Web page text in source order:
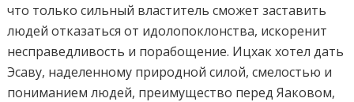
что только сильный властитель сможет заставить
людей отказаться от идолопоклонства, искоренит
несправедливость и порабощение. Ицхак хотел дать
Эсаву, наделенному природной силой, смелостью и
пониманием людей, преимущество перед Яаковом,